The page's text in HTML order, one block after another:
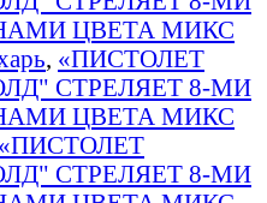
ЦВЕТА МИКС
, «ПИСТОЛЕТ
СТРЕЛЯЕТ 8-МИ
ЦВЕТА МИКС
«ПИСТОЛЕТ
СТРЕЛЯЕТ 8-МИ